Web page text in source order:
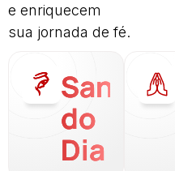
e enriquecem
sua jornada de fé.
Santo
do
Dia